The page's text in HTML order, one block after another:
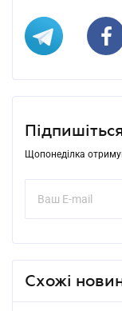
Щопонеділка
Схожі